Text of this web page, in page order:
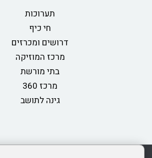
תערוכות
חי כיף
דרושים ומכרזים
מרכז המוזיקה
בתי מורשת
מרכז 360
גינה לתושב